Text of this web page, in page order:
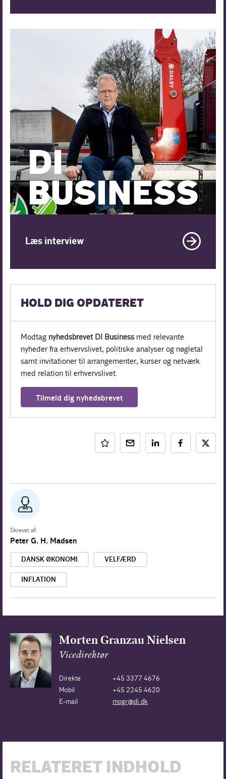
Læs interview
HOLD DIG OPDATERET
Modtag nyhedsbrevet DI Business med relevante
nyheder fra erhvervslivet, politiske analyser og nøgletal
samt invitationer til arrangementer, kurser og netværk
med relation til erhvervslivet.
Tilmeld dig nyhedsbrevet
Skrevet af:
Peter G. H. Madsen
DANSK ØKONOMI VELFÆRD
INFLATION
Morten Granzau Nielsen
Vicedirektør
Direkte
+45 3377 4676
Mobil
+45 2245 4620
E-mail
mogr@di.dk
RELATERET INDHOLD